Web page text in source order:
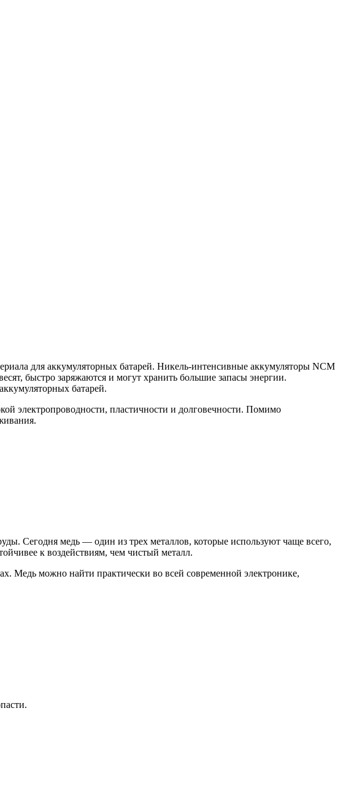
для аккумуляторных батарей. Никель-интенсивные аккумуляторы NCM
быстро заряжаются и могут хранить большие запасы энергии.
батарей.
электропроводности, пластичности и долговечности. Помимо
Сегодня медь — один из трех металлов, которые используют чаще всего,
к воздействиям, чем чистый металл.
Медь можно найти практически во всей современной электронике,